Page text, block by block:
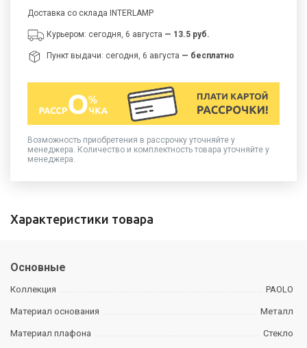
Доставка со склада INTERLAMP
Курьером: сегодня, 6 августа — 13.5 руб.
Пункт выдачи: сегодня, 6 августа — бесплатно
Возможность приобретения в рассрочку уточняйте у
менеджера. Количество и комплектность товара уточняйте у
менеджера.
Характеристики товара
Основные
Коллекция PAOLO
Материал основания Металл
Материал плафона Стекло